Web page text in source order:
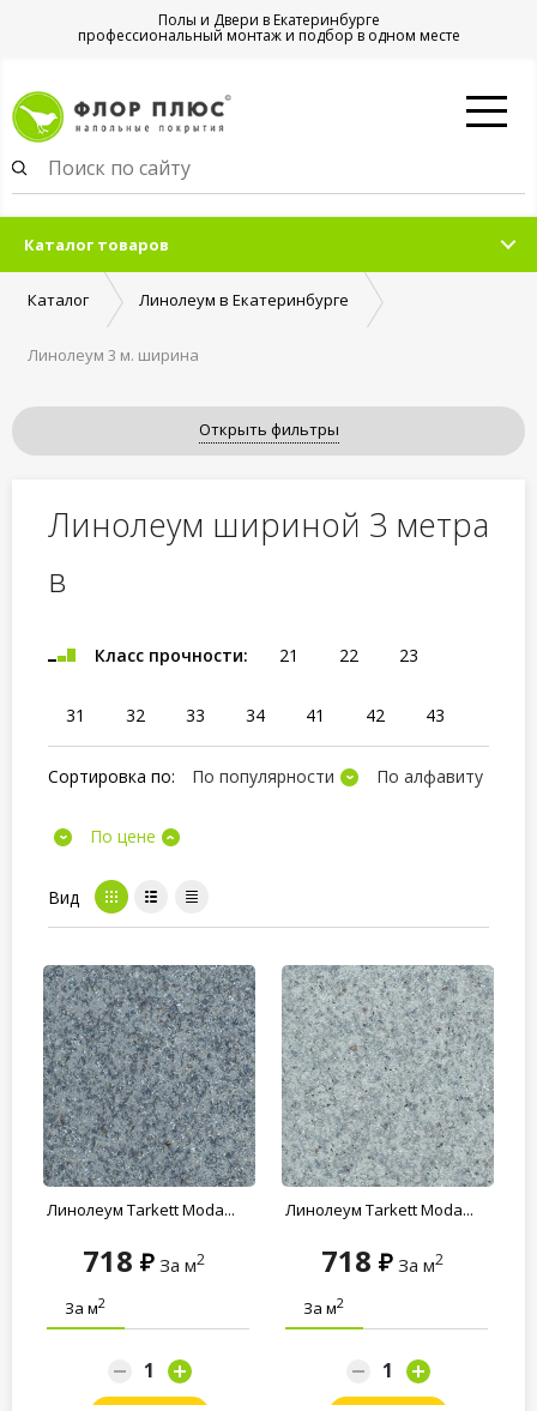
Полы и Двери в Екатеринбурге
профессиональный монтаж и подбор в одном месте
Каталог товаров
Каталог Линолеум в Екатеринбурге
Линолеум 3 м. ширина
Открыть фильтры
Линолеум шириной 3 метра
в
Класс прочности: 21 22 23
31 32 33 34 41 42 43
Сортировка по: По популярности По алфавиту
По цене
Вид
Линолеум Tarkett Moda...
718 За м2
За м2
Линолеум Tarkett Moda...
718 За м2
За м2